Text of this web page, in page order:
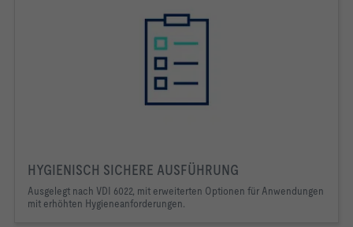
HYGIENISCH SICHERE AUSFÜHRUNG
Ausgelegt nach VDI 6022, mit erweiterten Optionen für Anwendungen
mit erhöhten Hygieneanforderungen.